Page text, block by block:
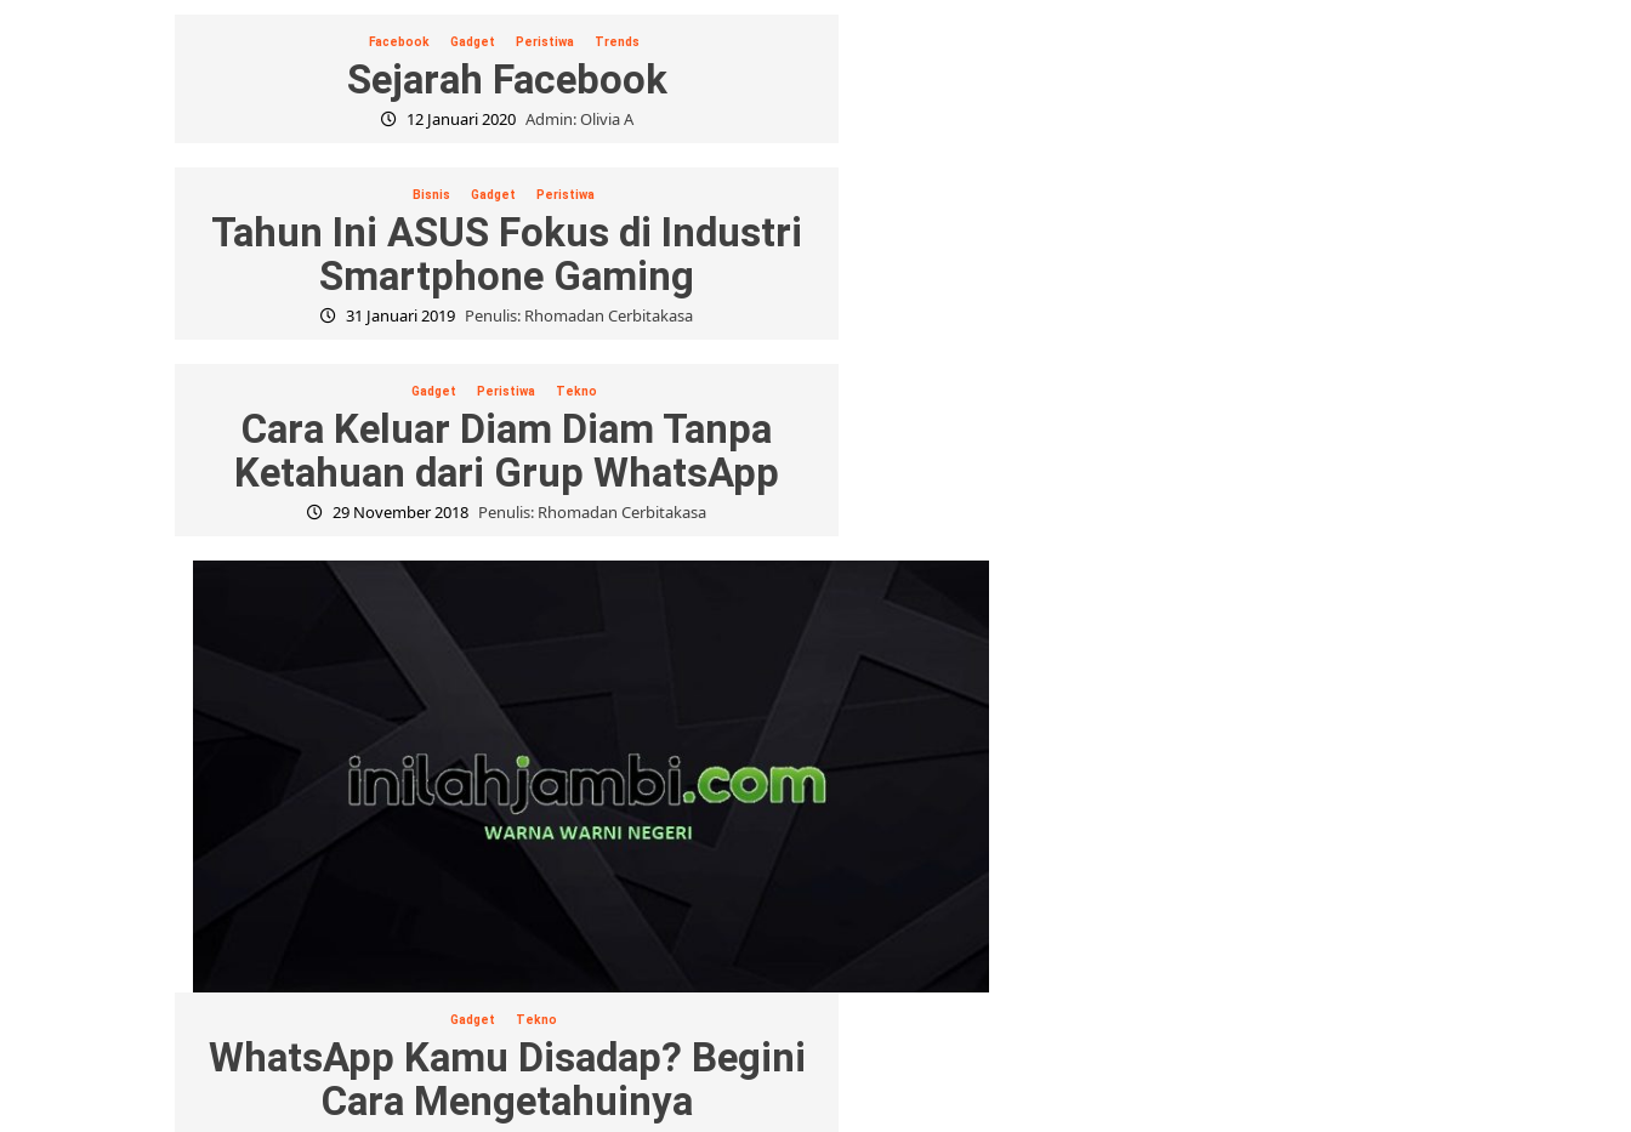
Facebook Gadget Peristiwa Trends
Sejarah Facebook
12 Januari 2020 Admin: Olivia A
Bisnis Gadget Peristiwa
Tahun Ini ASUS Fokus di Industri
Smartphone Gaming
31 Januari 2019 Penulis: Rhomadan Cerbitakasa
Gadget Peristiwa Tekno
Cara Keluar Diam Diam Tanpa
Ketahuan dari Grup WhatsApp
29 November 2018 Penulis: Rhomadan Cerbitakasa
Gadget Tekno
WhatsApp Kamu Disadap? Begini
Cara Mengetahuinya